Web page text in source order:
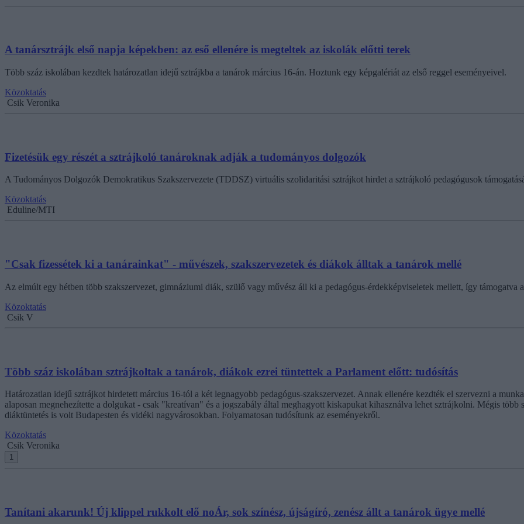
A tanársztrájk első napja képekben: az eső ellenére is megteltek az iskolák előtti terek
Több száz iskolában kezdtek határozatlan idejű sztrájkba a tanárok március 16-án. Hoztunk egy képgalériát az első reggel eseményeivel.
Közoktatás
Csik Veronika
Fizetésük egy részét a sztrájkoló tanároknak adják a tudományos dolgozók
A Tudományos Dolgozók Demokratikus Szakszervezete (TDDSZ) virtuális szolidaritási sztrájkot hirdet a sztrájkoló pedagógusok
Közoktatás
Eduline/MTI
"Csak fizessétek ki a tanárainkat" - művészek, szakszervezetek és diákok álltak a tanárok mellé
Az elmúlt egy hétben több szakszervezet, gimnáziumi diák, szülő vagy művész áll ki a pedagógus-érdekképviseletek mellett, így támogatva
Közoktatás
Csik V
Több száz iskolában sztrájkoltak a tanárok, diákok ezrei tüntettek a Parlament előtt: tudósítás
Határozatlan idejű sztrájkot hirdetett március 16-tól a két legnagyobb pedagógus-szakszervezet. Annak ellenére kezdték el szervezni a
alaposan megnehezítette a dolgukat - csak "kreatívan" és a jogszabály által meghagyott kiskapukat kihasználva lehet sztrájkolni. Mégis
diáktüntetés is volt Budapesten és vidéki nagyvárosokban. Folyamatosan tudósítunk az eseményekről.
Közoktatás
Csik Veronika
1
Tanítani akarunk! Új klippel rukkolt elő noÁr, sok színész, újságíró, zenész állt a tanárok ügye mellé